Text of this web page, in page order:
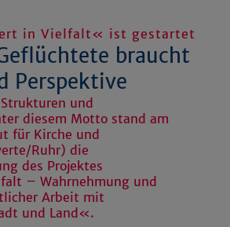
in Vielfalt« ist gestartet
braucht
Perspektive
und
diesem Motto stand am
für Kirche und
Ruhr) die
des Projektes
– Wahrnehmung und
Arbeit mit
und Land«.